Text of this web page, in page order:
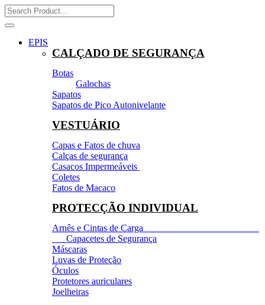
EPIS
CALÇADO DE SEGURANÇA
Botas
Galochas
Sapatos
Sapatos de Pico Autonivelante
VESTUÁRIO
Capas e Fatos de chuva
Calças de segurança
Casacos Impermeáveis
Coletes
Fatos de Macaco
PROTECÇÃO INDIVIDUAL
Arnês e Cintas de Carga
Capacetes de Segurança
Máscaras
Luvas de Proteção
Óculos
Protetores auriculares
Joelheiras